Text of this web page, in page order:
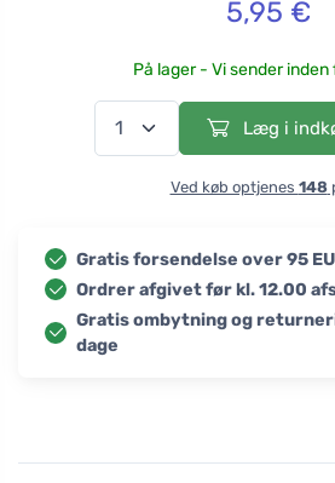
5,95 €
På lager - Vi sender inden
Læg i
Ved køb optjenes 148
Gratis forsendelse over 95
Ordrer afgivet før kl. 12.00
Gratis ombytning og
dage